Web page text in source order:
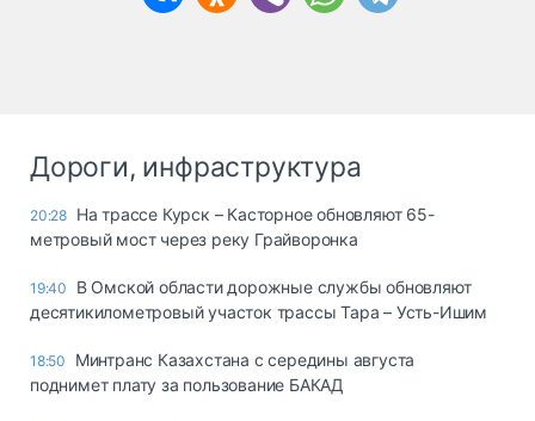
Дороги, инфраструктура
20:28 На трассе Курск – Касторное обновляют 65-
метровый мост через реку Грайворонка
19:40
В Омской области дорожные службы обновляют
десятикилометровый участок трассы Тара – Усть-Ишим
18:50
Минтранс Казахстана с середины августа
поднимет плату за пользование БАКАД